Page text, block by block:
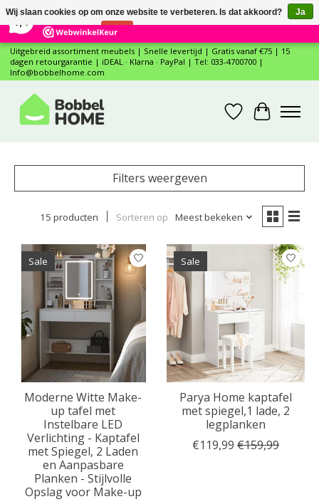
12 Reviews ×
Uitgebreid assortiment meubels | Snelle levertijd | Gratis vanaf €75 | 15
dagen retourgarantie | iDEAL · Klarna · PayPal | Tel: 033-4700700 |
Info@bobbelhome.com
Verlanglijst
Filters weergeven
15 producten Sorteren op Meest bekeken
Sale
Moderne Witte Make-
up tafel met
Instelbare LED
Verlichting - Kaptafel
met Spiegel, 2 Laden
en Aanpasbare
Planken - Stijlvolle
Opslag voor Make-up
Sale
Parya Home kaptafel
met spiegel,1 lade, 2
legplanken
€119,99 €159,99
Wij slaan cookies op om onze website te verbeteren. Is dat akkoord?
Ja
Nee